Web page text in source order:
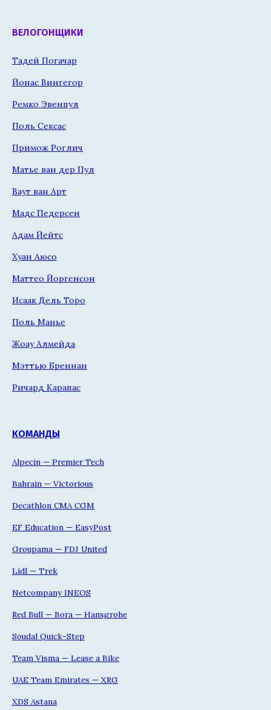
ВЕЛОГОНЩИКИ
Тадей Погачар
Йонас Вингегор
Ремко Эвенпул
Поль Сексас
Примож Роглич
Матье ван дер Пул
Ваут ван Арт
Мадс Педерсен
Адам Йейтс
Хуан Аюсо
Маттео Йоргенсон
Исаак Дель Торо
Поль Манье
Жоау Алмейда
Мэттью Бреннан
Ричард Карапас
КОМАНДЫ
Alpecin — Premier Tech
Bahrain — Victorious
Decathlon CMA CGM
EF Education — EasyPost
Groupama — FDJ United
Lidl — Trek
Netcompany INEOS
Red Bull — Bora — Hansgrohe
Soudal Quick-Step
Team Visma — Lease a Bike
UAE Team Emirates — XRG
XDS Astana